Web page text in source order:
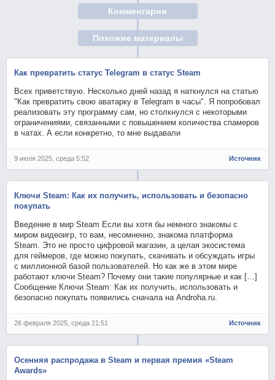
Комментарии
Похожие материалы
Как превратить статус Telegram в статус Steam
Всех приветствую. Несколько дней назад я наткнулся на статью
"Как превратить свою аватарку в Telegram в часы". Я попробовал
реализовать эту программу сам, но столкнулся с некоторыми
ограничениями, связанными с повышением количества спамеров
в чатах. А если конкретно, то мне выдавали
9 июля 2025, среда 5:52 Источник
Ключи Steam: Как их получить, использовать и безопасно
покупать
Введение в мир Steam Если вы хотя бы немного знакомы с
миром видеоигр, то вам, несомненно, знакома платформа
Steam. Это не просто цифровой магазин, а целая экосистема
для геймеров, где можно покупать, скачивать и обсуждать игры
с миллионной базой пользователей. Но как же в этом мире
работают ключи Steam? Почему они такие популярные и как […]
Сообщение Ключи Steam: Как их получить, использовать и
безопасно покупать появились сначала на Androha.ru.
26 февраля 2025, среда 21:51 Источник
Осенняя распродажа в Steam и первая премия «Steam
Awards»